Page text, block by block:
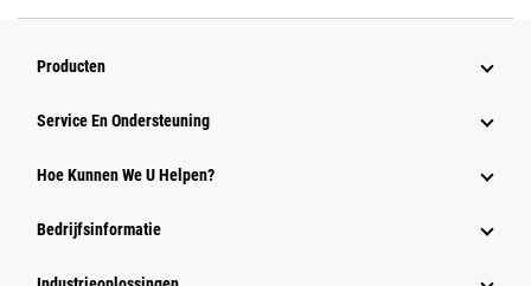
Producten
Service En Ondersteuning
Hoe Kunnen We U Helpen?
Bedrijfsinformatie